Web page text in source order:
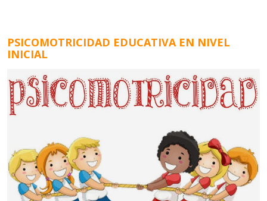
PSICOMOTRICIDAD EDUCATIVA EN NIVEL
INICIAL